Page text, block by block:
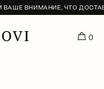
ВНИМАНИЕ, ЧТО
0